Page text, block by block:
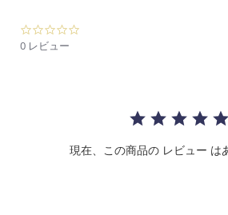
i
0 レビュー
現在、この商品の レビュー は